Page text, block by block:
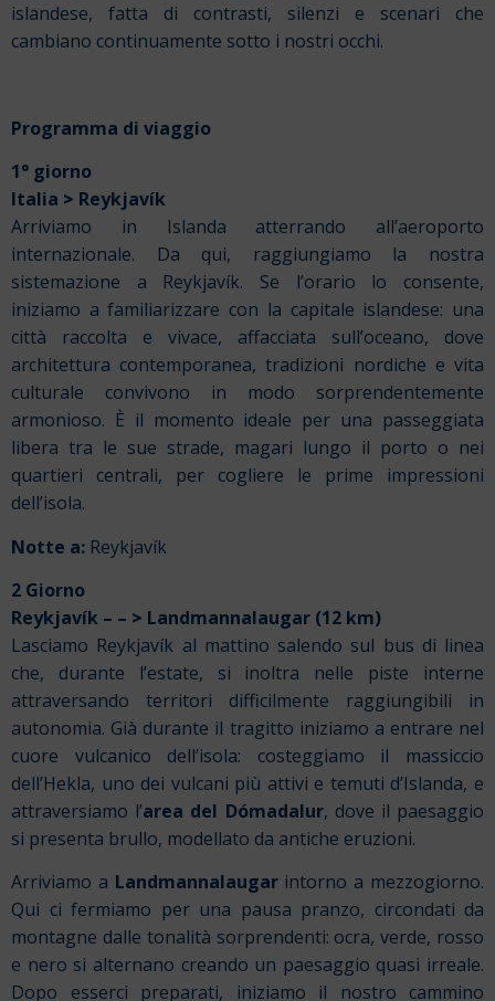
islandese, fatta di contrasti, silenzi e scenari che
cambiano continuamente sotto i nostri occhi.
Programma di viaggio
1° giorno
Italia > Reykjavík
Arriviamo in Islanda atterrando all’aeroporto
internazionale. Da qui, raggiungiamo la nostra
sistemazione a Reykjavík. Se l’orario lo consente,
iniziamo a familiarizzare con la capitale islandese: una
città raccolta e vivace, affacciata sull’oceano, dove
architettura contemporanea, tradizioni nordiche e vita
culturale convivono in modo sorprendentemente
armonioso. È il momento ideale per una passeggiata
libera tra le sue strade, magari lungo il porto o nei
quartieri centrali, per cogliere le prime impressioni
dell’isola.
Notte a: Reykjavík
2 Giorno
Reykjavík – – > Landmannalaugar (12 km)
Lasciamo Reykjavík al mattino salendo sul bus di linea
che, durante l’estate, si inoltra nelle piste interne
attraversando territori difficilmente raggiungibili in
autonomia. Già durante il tragitto iniziamo a entrare nel
cuore vulcanico dell’isola: costeggiamo il massiccio
dell’Hekla, uno dei vulcani più attivi e temuti d’Islanda, e
attraversiamo l’area del Dómadalur, dove il paesaggio
si presenta brullo, modellato da antiche eruzioni.
Arriviamo a Landmannalaugarintorno a mezzogiorno.
Qui ci fermiamo per una pausa pranzo, circondati da
montagne dalle tonalità sorprendenti: ocra, verde, rosso
e nero si alternano creando un paesaggio quasi irreale.
Dopo esserci preparati, iniziamo il nostro cammino